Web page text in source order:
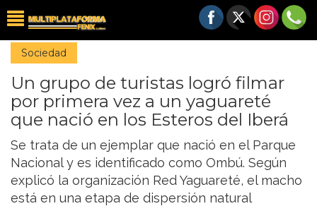
Sociedad
Un grupo de turistas logró filmar
por primera vez a un yaguareté
que nació en los Esteros del Iberá
Se trata de un ejemplar que nació en el Parque
Nacional y es identificado como Ombú. Según
explicó la organización Red Yaguareté, el macho
está en una etapa de dispersión natural